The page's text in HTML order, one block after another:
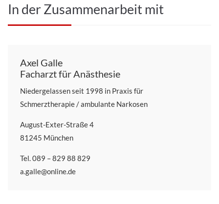
In der Zusammenarbeit mit
Axel Galle
Facharzt für Anästhesie
Niedergelassen seit 1998 in Praxis für
Schmerztherapie / ambulante Narkosen
August-Exter-Straße 4
81245 München
Tel. 089 – 829 88 829
a.galle@online.de